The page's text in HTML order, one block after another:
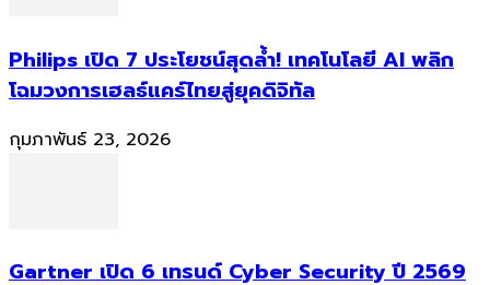
Philips เปิด 7 ประโยชน์สุดล้ำ! เทคโนโลยี AI พลิก
โฉมวงการเฮลธ์แคร์ไทยสู่ยุคดิจิทัล
กุมภาพันธ์ 23, 2026
Gartner เปิด 6 เทรนด์ Cyber Security ปี 2569